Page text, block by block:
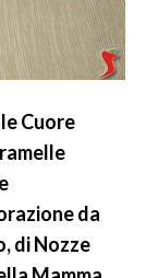
Cuore
da
di Nozze